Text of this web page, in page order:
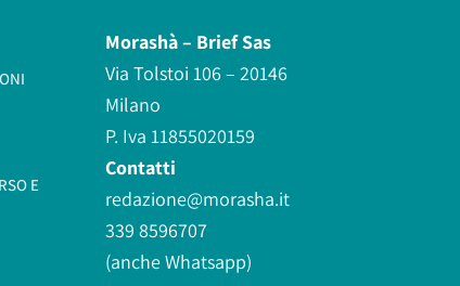
E
Morashà – Brief Sas
Via Tolstoi 106 – 20146
Milano
P. Iva 11855020159
Contatti
redazione@morasha.it
339 8596707
(anche Whatsapp)